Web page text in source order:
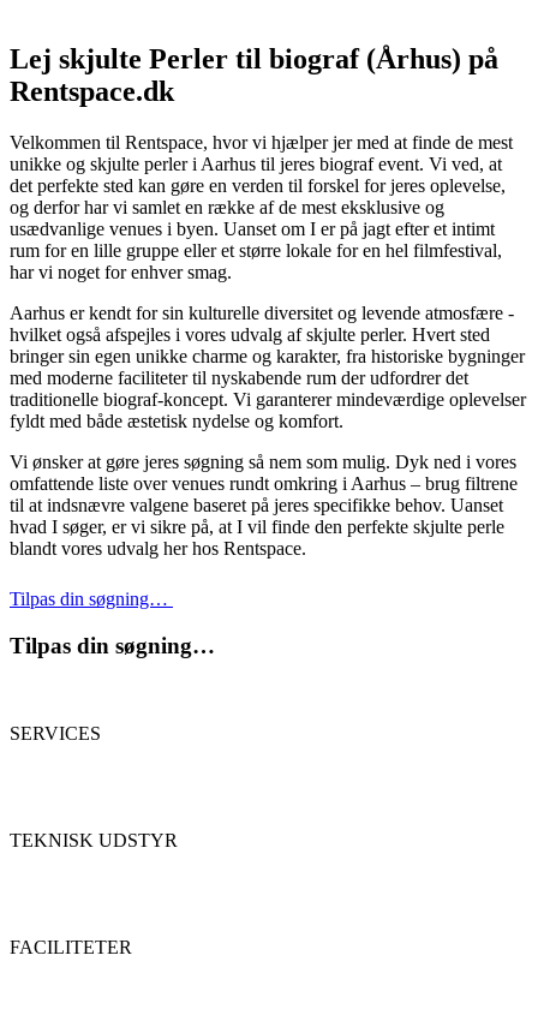
Lej skjulte Perler til biograf (Århus) på
Rentspace.dk
Velkommen til Rentspace, hvor vi hjælper jer med at finde de mest
unikke og skjulte perler i Aarhus til jeres biograf event. Vi ved, at
det perfekte sted kan gøre en verden til forskel for jeres oplevelse,
og derfor har vi samlet en række af de mest eksklusive og
usædvanlige venues i byen. Uanset om I er på jagt efter et intimt
rum for en lille gruppe eller et større lokale for en hel filmfestival,
har vi noget for enhver smag.
Aarhus er kendt for sin kulturelle diversitet og levende atmosfære -
hvilket også afspejles i vores udvalg af skjulte perler. Hvert sted
bringer sin egen unikke charme og karakter, fra historiske bygninger
med moderne faciliteter til nyskabende rum der udfordrer det
traditionelle biograf-koncept. Vi garanterer mindeværdige oplevelser
fyldt med både æstetisk nydelse og komfort.
Vi ønsker at gøre jeres søgning så nem som mulig. Dyk ned i vores
omfattende liste over venues rundt omkring i Aarhus – brug filtrene
til at indsnævre valgene baseret på jeres specifikke behov. Uanset
hvad I søger, er vi sikre på, at I vil finde den perfekte skjulte perle
blandt vores udvalg her hos Rentspace.
Tilpas din søgning…
Tilpas din søgning…
SERVICES
TEKNISK UDSTYR
FACILITETER